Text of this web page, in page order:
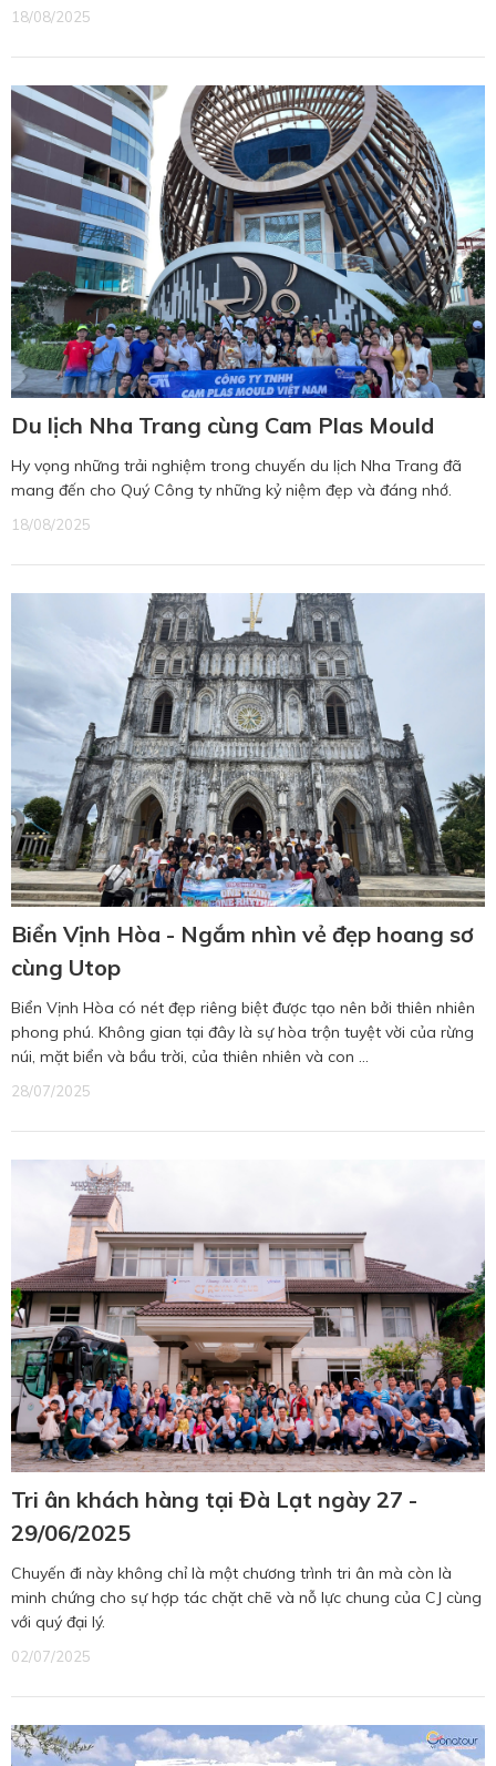
18/08/2025
Du lịch Nha Trang cùng Cam Plas Mould
Hy vọng những trải nghiệm trong chuyến du lịch Nha Trang đã
mang đến cho Quý Công ty những kỷ niệm đẹp và đáng nhớ.
18/08/2025
Biển Vịnh Hòa - Ngắm nhìn vẻ đẹp hoang sơ
cùng Utop
Biển Vịnh Hòa có nét đẹp riêng biệt được tạo nên bởi thiên nhiên
phong phú. Không gian tại đây là sự hòa trộn tuyệt vời của rừng
núi, mặt biển và bầu trời, của thiên nhiên và con ...
28/07/2025
Tri ân khách hàng tại Đà Lạt ngày 27 -
29/06/2025
Chuyến đi này không chỉ là một chương trình tri ân mà còn là
minh chứng cho sự hợp tác chặt chẽ và nỗ lực chung của CJ cùng
với quý đại lý.
02/07/2025